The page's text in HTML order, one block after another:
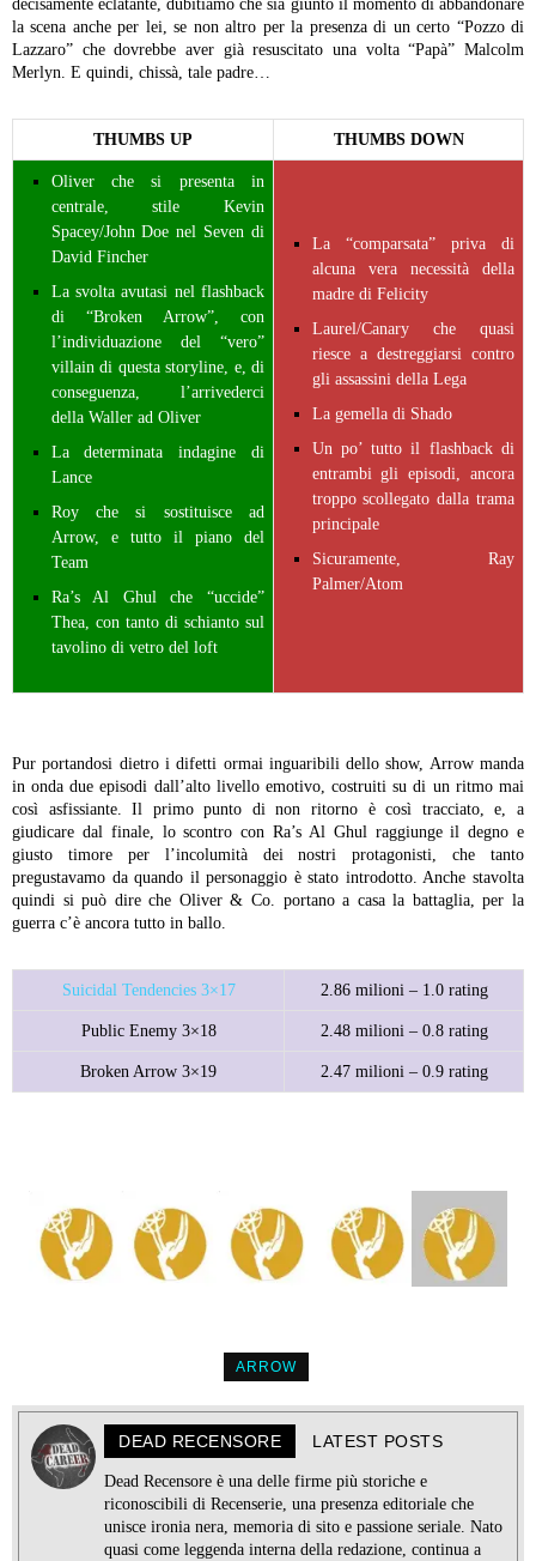
decisamente eclatante, dubitiamo che sia giunto il momento di abbandonare
la scena anche per lei, se non altro per la presenza di un certo “Pozzo di
Lazzaro” che dovrebbe aver già resuscitato una volta “Papà” Malcolm
Merlyn. E quindi, chissà, tale padre…
THUMBS UP THUMBS DOWN
Oliver che si presenta in
centrale, stile Kevin
Spacey/John Doe nel Seven di
David Fincher
La svolta avutasi nel flashback
di “Broken Arrow”, con
l’individuazione del “vero”
villain di questa storyline, e, di
conseguenza, l’arrivederci
della Waller ad Oliver
La determinata indagine di
Lance
Roy che si sostituisce ad
Arrow, e tutto il piano del
Team
Ra’s Al Ghul che “uccide”
Thea, con tanto di schianto sul
tavolino di vetro del loft
La “comparsata” priva di
alcuna vera necessità della
madre di Felicity
Laurel/Canary che quasi
riesce a destreggiarsi contro
gli assassini della Lega
La gemella di Shado
Un po’ tutto il flashback di
entrambi gli episodi, ancora
troppo scollegato dalla trama
principale
Sicuramente, Ray
Palmer/Atom
Pur portandosi dietro i difetti ormai inguaribili dello show, Arrow manda
in onda due episodi dall’alto livello emotivo, costruiti su di un ritmo mai
così asfissiante. Il primo punto di non ritorno è così tracciato, e, a
giudicare dal finale, lo scontro con Ra’s Al Ghul raggiunge il degno e
giusto timore per l’incolumità dei nostri protagonisti, che tanto
pregustavamo da quando il personaggio è stato introdotto. Anche stavolta
quindi si può dire che Oliver & Co. portano a casa la battaglia, per la
guerra c’è ancora tutto in ballo.
Suicidal Tendencies 3×17 2.86 milioni – 1.0 rating
Public Enemy 3×18 2.48 milioni – 0.8 rating
Broken Arrow 3×19 2.47 milioni – 0.9 rating
ARROW
DEAD RECENSORE LATEST POSTS
Dead Recensore è una delle firme più storiche e
riconoscibili di Recenserie, una presenza editoriale che
unisce ironia nera, memoria di sito e passione seriale. Nato
quasi come leggenda interna della redazione, continua a